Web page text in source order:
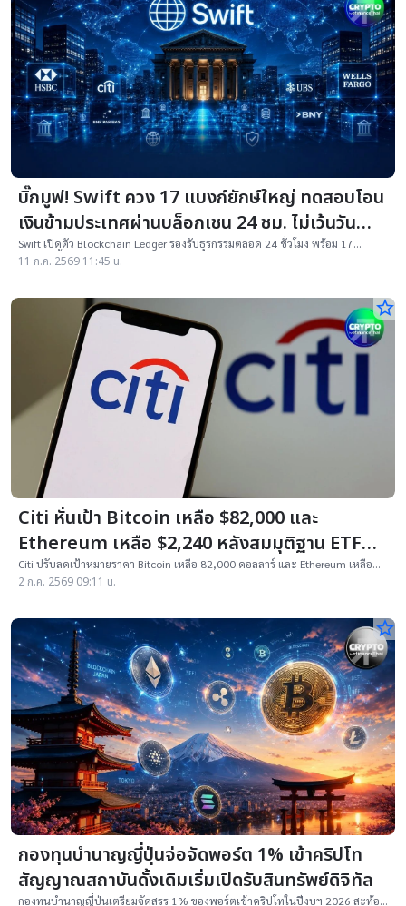
บิ๊กมูฟ! Swift ควง 17 แบงก์ยักษ์ใหญ่ ทดสอบโอน
เงินข้ามประเทศผ่านบล็อกเชน 24 ชม. ไม่เว้นวัน
หยุด
Swift เปิดตัว Blockchain Ledger รองรับธุรกรรมตลอด 24 ชั่วโมง พร้อม 17
ธนาคารชั้นนำของโลกทดสอบการโอนเงินข้ามประเทศด้วย Tokenized Deposits
11 ก.ค. 2569 11:45 น.
star_border
Citi หั่นเป้า Bitcoin เหลือ $82,000 และ
Ethereum เหลือ $2,240 หลังสมมุติฐาน ETF
เปลี่ยน
Citi ปรับลดเป้าหมายราคา Bitcoin เหลือ 82,000 ดอลลาร์ และ Ethereum เหลือ
2,240 ดอลลาร์ หลังยกเลิกสมมติฐานเงินไหลเข้า ETF
2 ก.ค. 2569 09:11 น.
star_border
กองทุนบำนาญญี่ปุ่นจ่อจัดพอร์ต 1% เข้าคริปโท
สัญญาณสถาบันดั้งเดิมเริ่มเปิดรับสินทรัพย์ดิจิทัล
กองทุนบำนาญญี่ปุ่นเตรียมจัดสรร 1% ของพอร์ตเข้าคริปโทในปีงบฯ 2026 สะท้อน